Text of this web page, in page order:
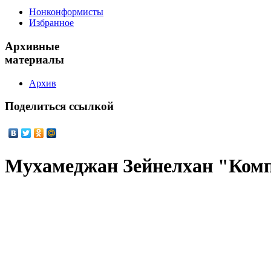
Нонконформисты
Избранное
Архивные
материалы
Архив
Поделиться ссылкой
Мухамеджан Зейнелхан